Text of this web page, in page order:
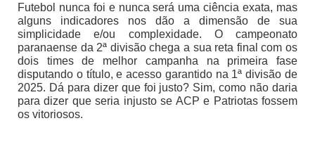
Futebol nunca foi e nunca será uma ciência exata, mas
alguns indicadores nos dão a dimensão de sua
simplicidade e/ou complexidade. O campeonato
paranaense da 2ª divisão chega a sua reta final com os
dois times de melhor campanha na primeira fase
disputando o título, e acesso garantido na 1ª divisão de
2025. Dá para dizer que foi justo? Sim, como não daria
para dizer que seria injusto se ACP e Patriotas fossem
os vitoriosos.